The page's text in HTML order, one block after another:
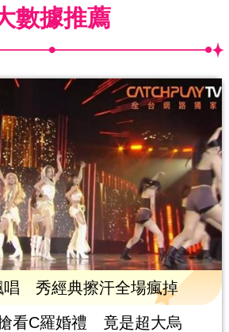
數據推薦
唱 秀經典擦汗全場瘋掉
看C羅婚禮 竟是超大烏